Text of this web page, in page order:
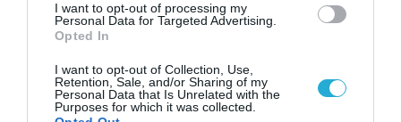
I want to opt-out of processing my
Personal Data for Targeted Advertising.
Opted In
I want to opt-out of Collection, Use,
Retention, Sale, and/or Sharing of my
Personal Data that Is Unrelated with the
Purposes for which it was collected.
ΤΗΛΕΠΙΚΟΙΝΩΝΙΕΣ
Telecom-ΤΕΡΝΑ Ενεργειακή
διεκδικούν το έργο Ultra Fast